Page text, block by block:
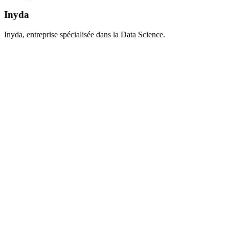
Inyda
Inyda, entreprise spécialisée dans la Data Science.